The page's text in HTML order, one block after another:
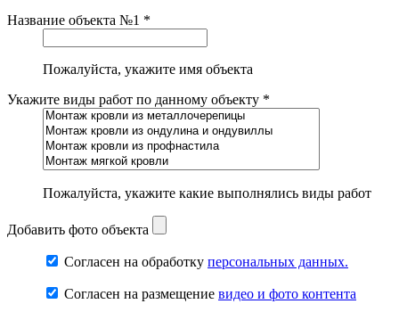
Название объекта №1 *
Пожалуйста, укажите имя объекта
Укажите виды работ по данному объекту *
Пожалуйста, укажите какие выполнялись виды работ
Добавить фото объекта
Согласен на обработку персональных данных.
Согласен на размещение видео и фото контента